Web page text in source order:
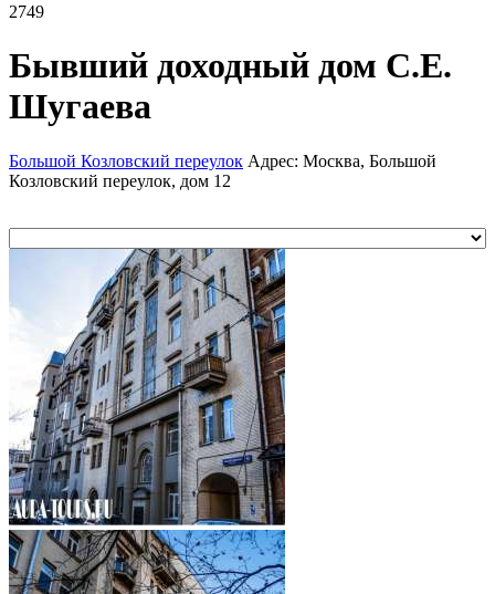
2749
Бывший доходный дом С.Е.
Шугаева
Большой Козловский переулок Адрес: Москва, Большой
Козловский переулок, дом 12